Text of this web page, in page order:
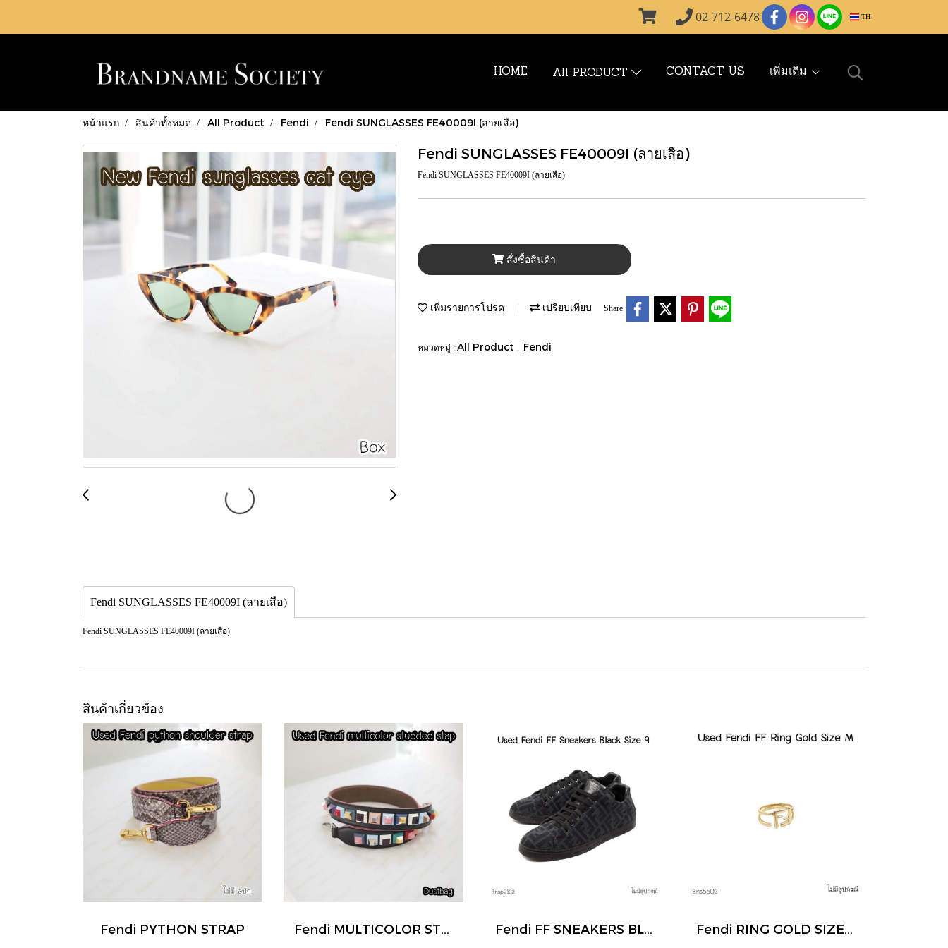
02-712-6478 TH
HOME All PRODUCT CONTACT US เพิ่มเติม
หน้าแรก สินค้าทั้งหมด All Product Fendi Fendi SUNGLASSES FE40009I (ลายเสือ)
Fendi SUNGLASSES FE40009I (ลายเสือ)
Fendi SUNGLASSES FE40009I (ลายเสือ)
สั่งซื้อสินค้า
เพิ่มรายการโปรด เปรียบเทียบ Share
หมวดหมู่ : All Product Fendi
Fendi SUNGLASSES FE40009I (ลายเสือ)
Fendi SUNGLASSES FE40009I (ลายเสือ)
สินค้าเกี่ยวข้อง
Fendi PYTHON STRAP